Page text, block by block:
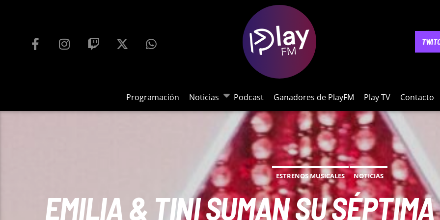
Programación Noticias Podcast Ganadores de PlayFM Play TV Contacto
NOTICIAS
ESTRENOS MUSICALES NOTICIAS
EMILIA & TINI SUMAN SU